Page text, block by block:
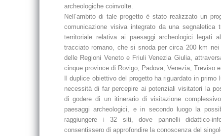
archeologiche coinvolte.
Nell’ambito di tale progetto è stato realizzato un
comunicazione visiva integrato da una segnaletica
territoriale relativa ai paesaggi archeologici legati
tracciato romano, che si snoda per circa 200 km nei
delle Regioni Veneto e Friuli Venezia Giulia,
cinque province di Rovigo, Padova, Venezia, Treviso
Il duplice obiettivo del progetto ha riguardato in primo
necessità di far percepire ai potenziali visitatori la
di godere di un itinerario di visitazione
paesaggi archeologici, e in secondo luogo la
raggiungere i 32 siti, dove pannelli didattico-
consentissero di approfondire la conoscenza del